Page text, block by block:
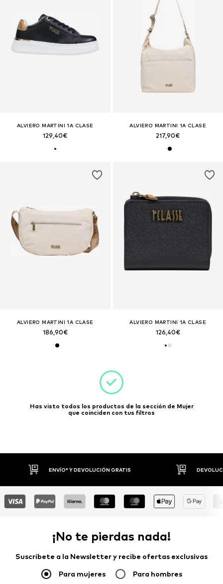
ALVIERO MARTINI 1A CLASE
129,40€
ALVIERO MARTINI 1A CLASE
217,90€
ALVIERO MARTINI 1A CLASE
186,90€
ALVIERO MARTINI 1A CLASE
126,40€
Has visto todos los productos de la sección de Mujer
que coinciden con tus filtros
ENVÍO* Y DEVOLUCIÓN GRATIS
¡No te pierdas nada!
Suscríbete a la Newsletter y recibe ofertas exclusivas
Para mujeres Para hombres